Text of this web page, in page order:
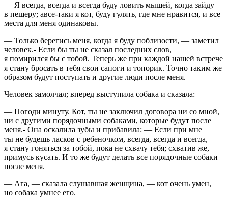
— Я всегда, всегда и всегда буду ловить мышей, когда зайду
в пещеру; авсе-таки я кот, буду гулять, где мне нравится, и все
места для меня одинаковы.
— Только берегись меня, когда я буду поблизости, — заметил
человек.- Если бы ты не сказал последних слов,
я помирился бы с тобой. Теперь же при каждой нашей встрече
я стану бросать в тебя свои сапоги и топорик. Точно таким же
образом будут поступать и другие люди после меня.
Человек замолчал; вперед выступила собака и сказала:
— Погоди минуту. Кот, ты не заключил договора ни со мной,
ни с другими порядочными собаками, которые будут после
меня.- Она оскалила зубы и прибавила: — Если при мне
ты не будешь ласков с ребеночком, всегда, всегда и всегда,
я стану гоняться за тобой, пока не схвачу тебя; схватив же,
примусь кусать. И то же будут делать все порядочные собаки
после меня.
— Ага, — сказала слушавшая женщина, — кот очень умен,
но собака умнее его.